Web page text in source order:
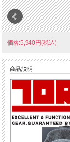
価格:5,940円(税込)
商品説明